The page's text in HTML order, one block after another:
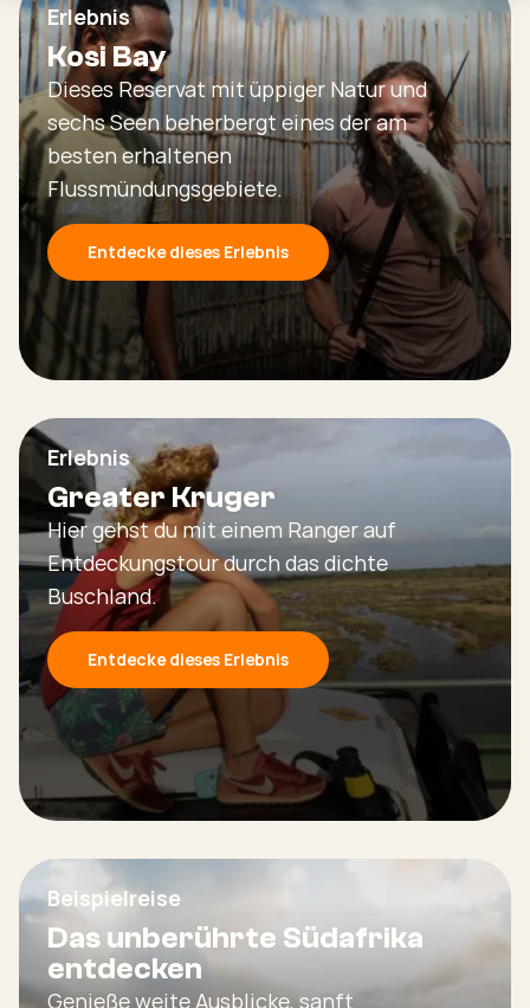
Erlebnis
Kosi Bay
Dieses Reservat mit üppiger Natur und
sechs Seen beherbergt eines der am
besten erhaltenen
Flussmündungsgebiete.
Entdecke dieses Erlebnis
Erlebnis
Greater Kruger
Hier gehst du mit einem Ranger auf
Entdeckungstour durch das dichte
Buschland.
Entdecke dieses Erlebnis
Beispielreise
Das unberührte Südafrika
entdecken
Genieße weite Ausblicke, sanft